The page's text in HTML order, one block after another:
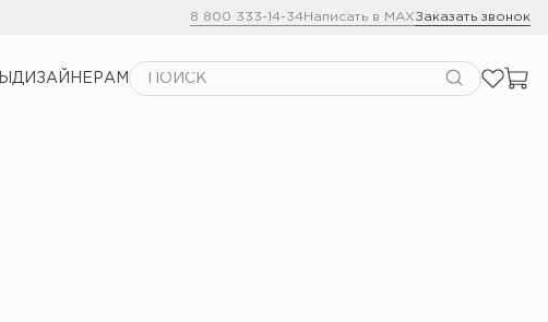
8 800 333-14-34Написать в MAXЗаказать звонок
ДИЗАЙНЕРАМ